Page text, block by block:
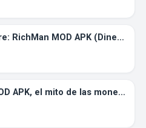
Business Empire: RichMan MOD APK (Dinero Ilimitado)
Royal Match MOD APK, el mito de las monedas ilimitadas